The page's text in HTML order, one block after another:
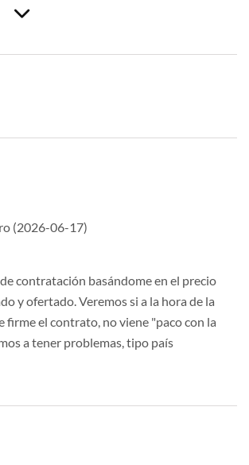
(2026-06-17)
contratación basándome en el precio
y ofertado. Veremos si a la hora de la
firme el contrato, no viene "paco con la
a tener problemas, tipo país